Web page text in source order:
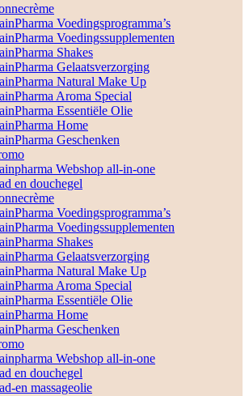
Voedingsprogramma’s
Voedingssupplementen
Shakes
Gelaatsverzorging
Natural Make Up
Aroma Special
Essentiële Olie
Home
Geschenken
Webshop all-in-one
en douchegel
Voedingsprogramma’s
Voedingssupplementen
Shakes
Gelaatsverzorging
Natural Make Up
Aroma Special
Essentiële Olie
Home
Geschenken
Webshop all-in-one
en douchegel
en massageolie